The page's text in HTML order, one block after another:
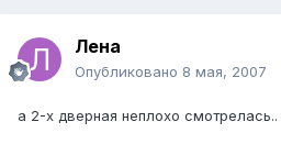
Лена
Опубликовано 8 мая, 2007
а 2-х дверная неплохо смотрелась..